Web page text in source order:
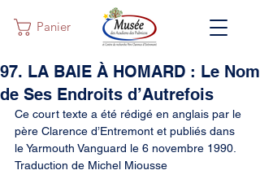
Panier
97. LA BAIE À HOMARD : Le Nom
de Ses Endroits d’Autrefois
Ce court texte a été rédigé en anglais par le
père Clarence d’Entremont et publiés dans
le Yarmouth Vanguard le 6 novembre 1990.
Traduction de Michel Miousse